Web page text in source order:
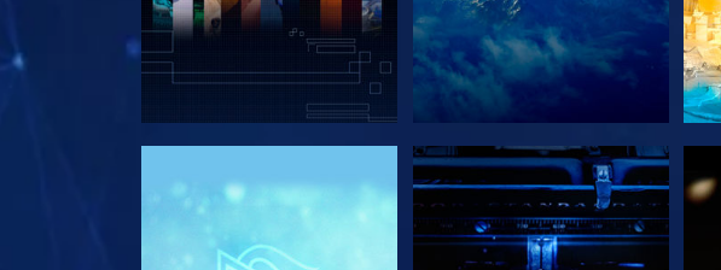
ΕΞΕΡΕΥΝΗΣΤΕ ΤΗ ΣΕΙΡΑ ΕΞΕΡΕΥΝΗΣΤΕ ΤΗ ΣΕΙΡΑ